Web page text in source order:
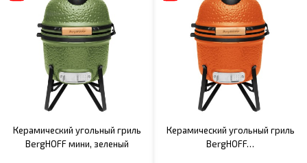
Керамический угольный гриль
BergHOFF мини, зеленый
Керамический угольный гриль
BergHOFF…